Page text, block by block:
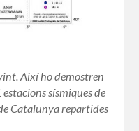
Així ho demostren
sísmiques de
Catalunya repartides